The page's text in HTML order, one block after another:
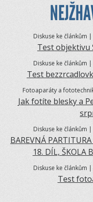
Diskuse ke článkům
Test objektivu
Diskuse ke článkům
Test
Fotoaparáty a
Jak fotíte blesky a
Diskuse ke článkům
BAREVNÁ
18. DÍL, ŠKOLA
Diskuse ke článkům
Test